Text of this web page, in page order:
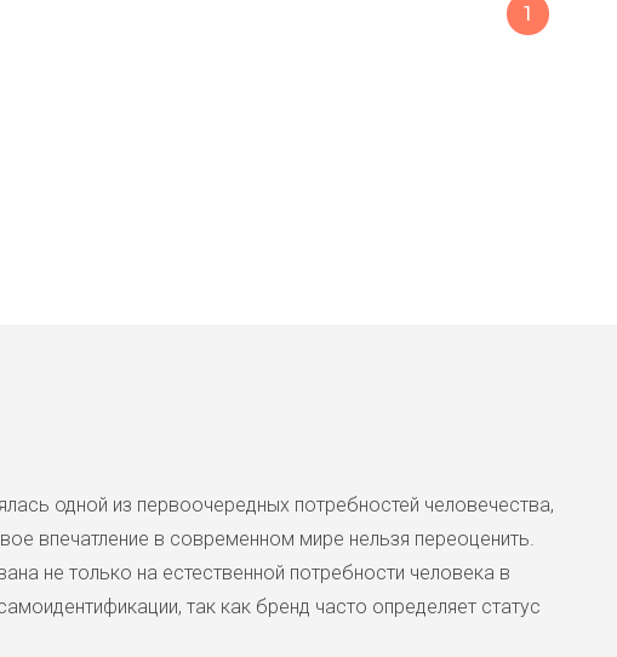
1
Коктейльное платье
5900 ₽
Нарядное платье Jessica
трапеция с рукавами
одной из первоочередных потребностей человечества,
впечатление в современном мире нельзя переоценить.
не только на естественной потребности человека в
так как бренд часто определяет статус